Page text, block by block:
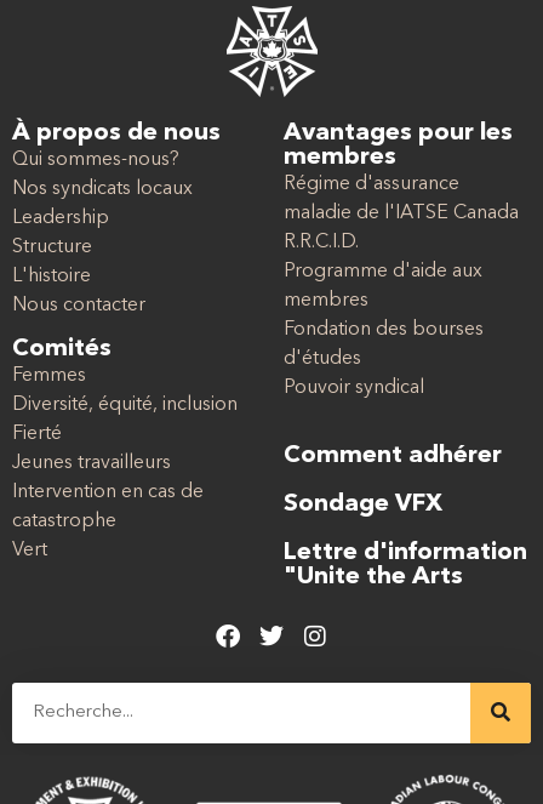
À propos de nous
Qui sommes-nous?
Nos syndicats locaux
Leadership
Structure
L'histoire
Nous contacter
Comités
Femmes
Diversité, équité, inclusion
Fierté
Jeunes travailleurs
Intervention en cas de
catastrophe
Vert
Avantages pour les
membres
Régime d'assurance
maladie de l'IATSE Canada
R.R.C.I.D.
Programme d'aide aux
membres
Fondation des bourses
d'études
Pouvoir syndical
Comment adhérer
Sondage VFX
Lettre d'information
"Unite the Arts